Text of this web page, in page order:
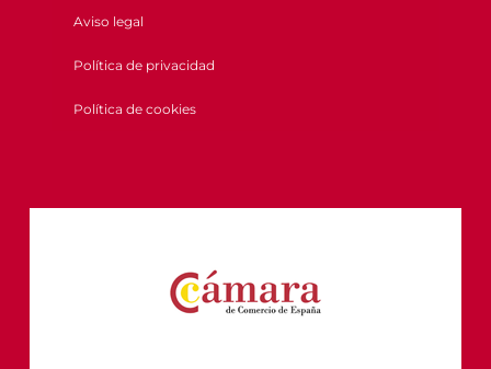
Aviso legal
Política de privacidad
Política de cookies